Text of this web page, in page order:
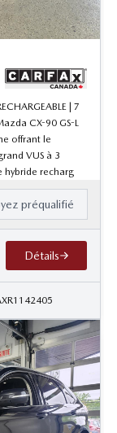
| 7
CX-90 GS-L
offrant le
VUS à 3
hybride recharg
préqualifié
Détails